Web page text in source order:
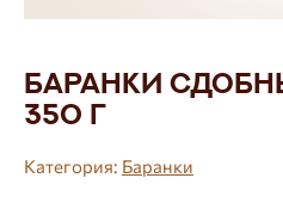
Баранки
350 г
Категория: Баранки